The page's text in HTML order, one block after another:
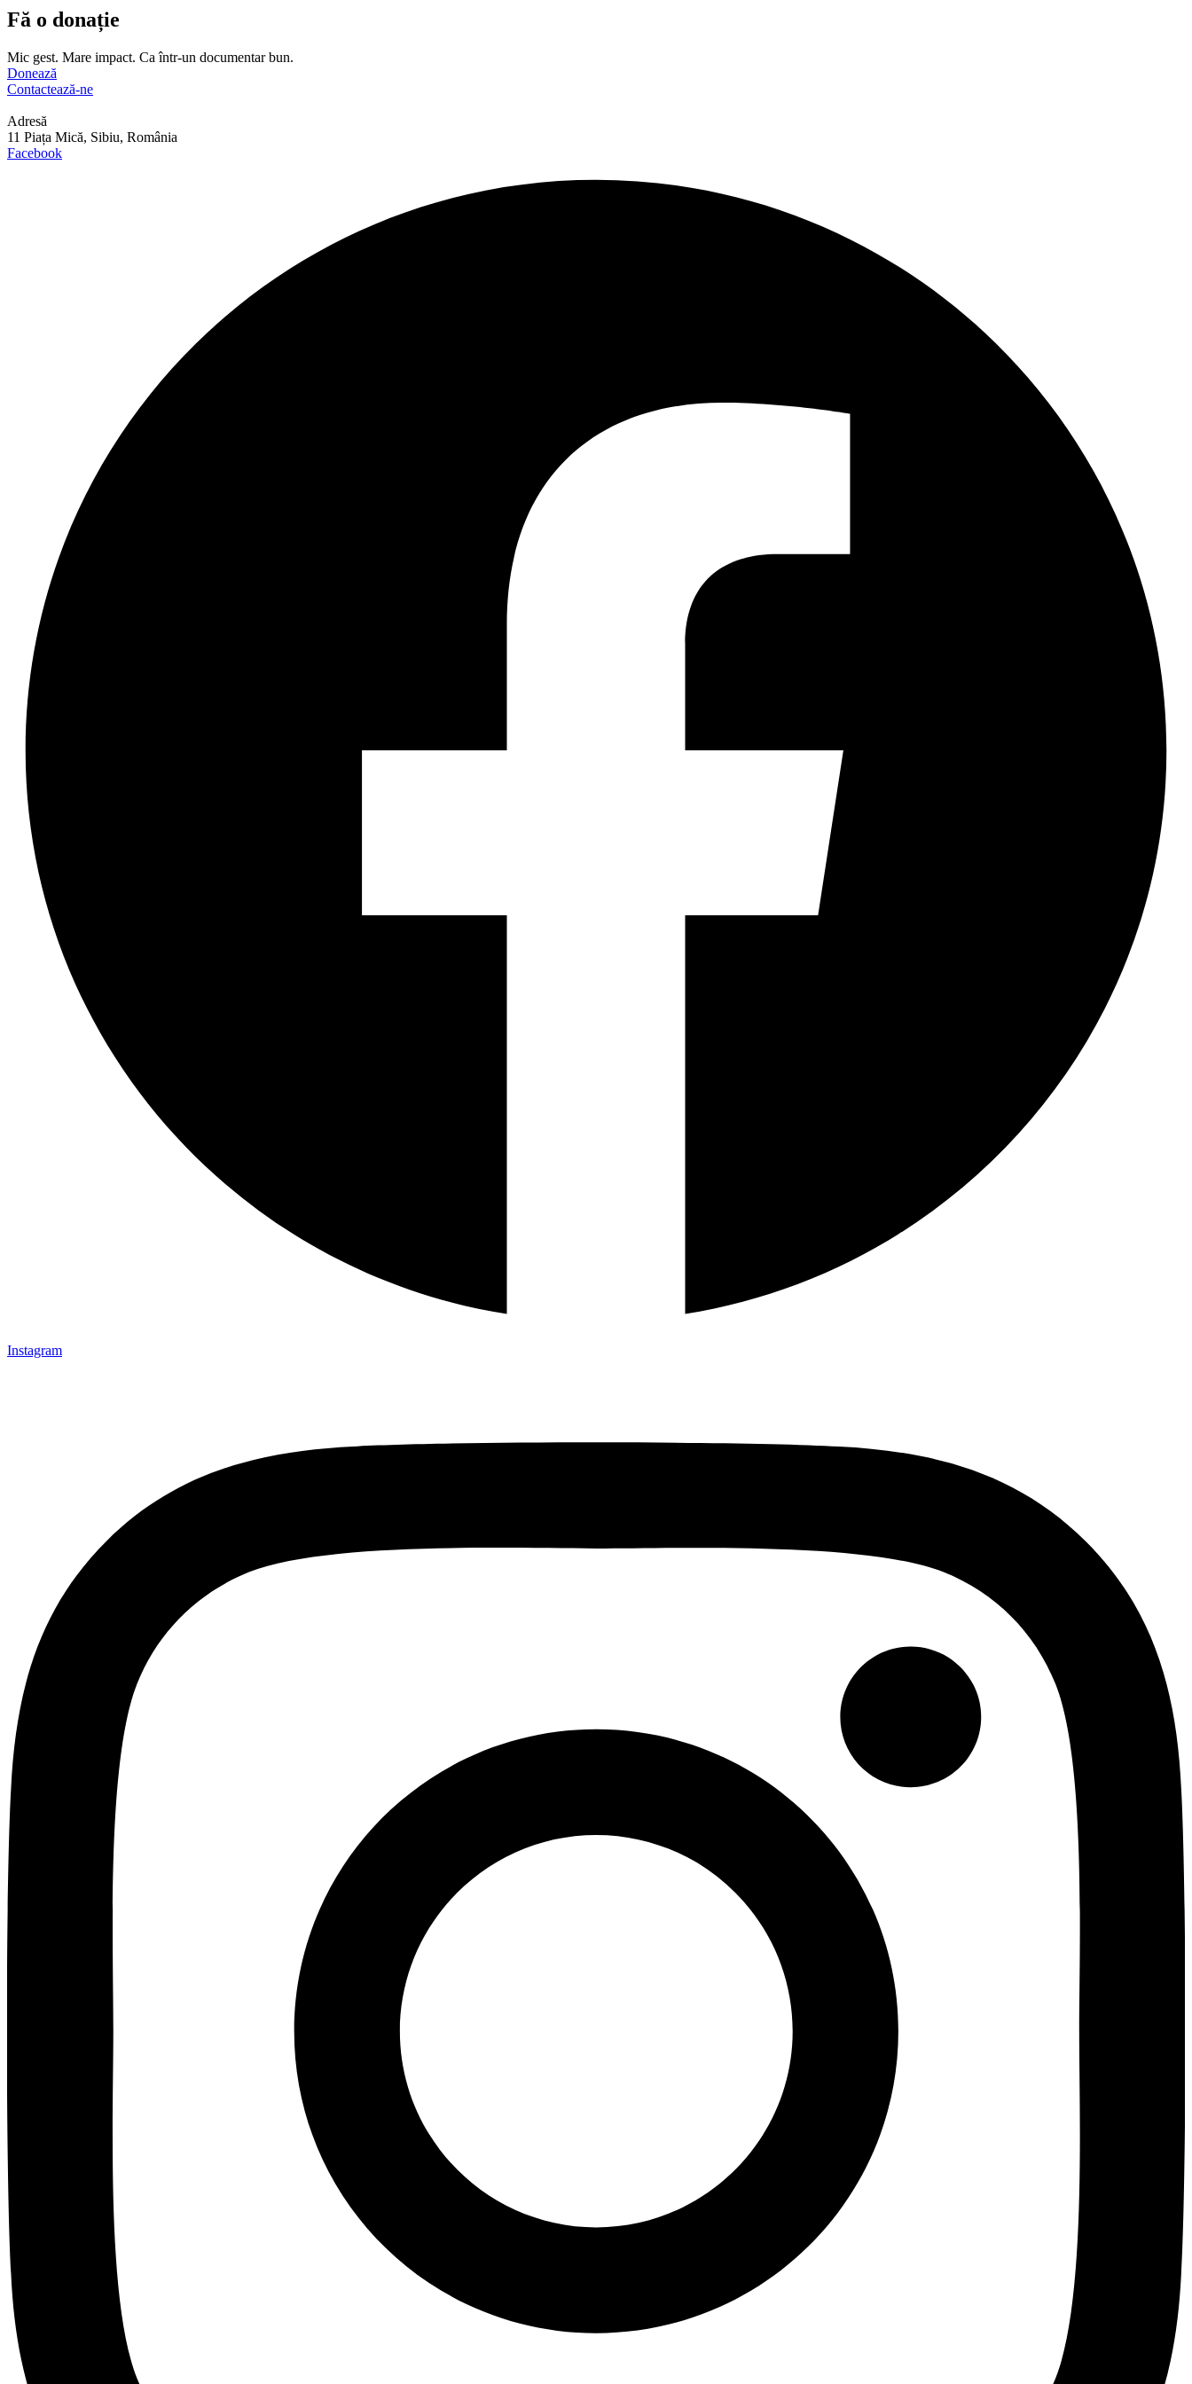
Fă o donație
Mic gest. Mare impact. Ca într-un documentar bun.
Donează
Contactează-ne
Adresă
11 Piața Mică, Sibiu, România
Facebook
Instagram